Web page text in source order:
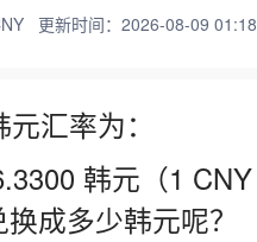
更新时间：2026-08-09
汇率为：
韩元（1
成多少韩元呢？